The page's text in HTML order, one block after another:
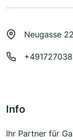
Neugasse
Info
Ihr Partner für